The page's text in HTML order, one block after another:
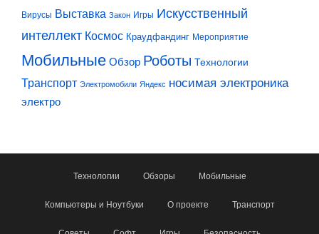
Вирусы Выставка Закон Игры Искусственный
интеллект Космос Краудфандинг Мероприятие
МобильныеОбзор Роботы Технологии
Транспорт Электромобили Яндекс носимая электроника
электро
Технологии Обзоры Мобильные
Компьютеры и Ноутбуки О проекте Транспорт